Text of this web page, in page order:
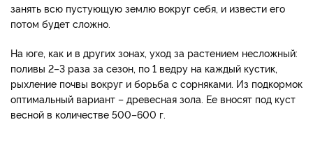
занять всю пустующую землю вокруг себя, и извести его
потом будет сложно.
На юге, как и в других зонах, уход за растением несложный:
поливы 2–3 раза за сезон, по 1 ведру на каждый кустик,
рыхление почвы вокруг и борьба с сорняками. Из подкормок
оптимальный вариант – древесная зола. Ее вносят под куст
весной в количестве 500–600 г.